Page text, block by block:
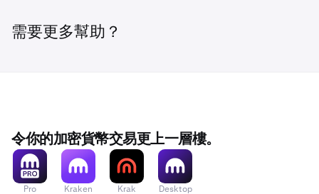
行保證金交易時被要求自行證明其 ECP 資格。
的資產（例如加密貨幣、股票、債券、共同基金、房地產投
資、為投資目的持有的現金），而不是由他人代表您交易或
投資的資產。1,000 萬美元的資產不包括您的個人住所或您
擁有的其他不屬於您的交易或投資組合的資產。
料，並及時更新您或其 Kraken 帳戶資料。如果您自行證明
需要更多幫助？
令你的加密貨幣交易更上一層樓。
Pro Kraken Krak Desktop